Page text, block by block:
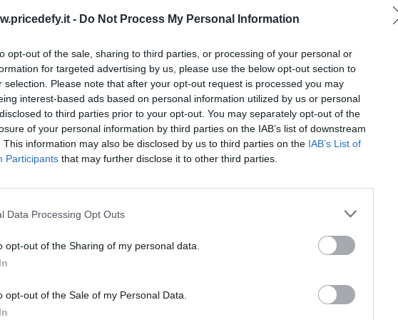
- Do Not Process My Personal Information
opt-out of the sale, sharing to third parties, or processing of your personal or
for targeted advertising by us, please use the below opt-out section to
selection. Please note that after your opt-out request is processed you may
interest-based ads based on personal information utilized by us or personal
to third parties prior to your opt-out. You may separately opt-out of the
of your personal information by third parties on the IAB’s list of downstream
This information may also be disclosed by us to third parties on the IAB’s List of
Participants that may further disclose it to other third parties.
Data Processing Opt Outs
opt-out of the Sharing of my personal data.
opt-out of the Sale of my Personal Data.
un prodotto efficace e conveniente
recensioni e performance
positive da parte degli utenti, che hanno
la durata del prodotto. Molti utenti hanno
efficace nel coprire tatuaggi e vene varicose,